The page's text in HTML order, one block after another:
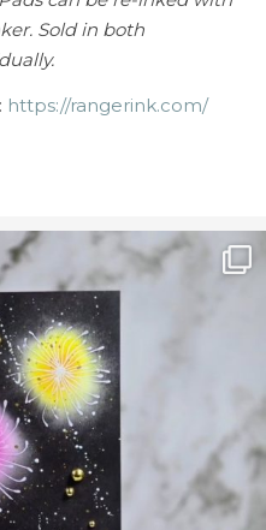
Sold in both
https://rangerink.com/